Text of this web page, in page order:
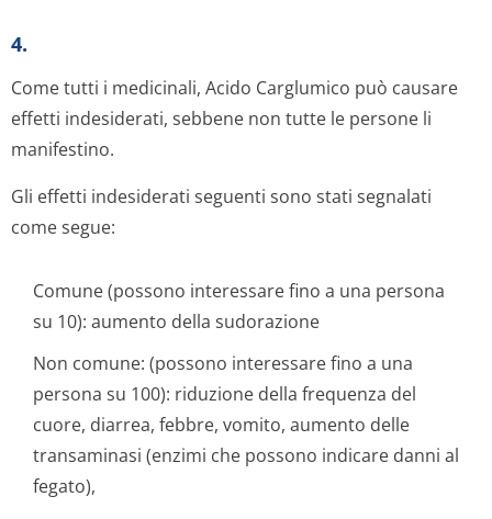
4.
Come tutti i medicinali, Acido Carglumico può causare
effetti indesiderati, sebbene non tutte le persone li
manifestino.
Gli effetti indesiderati seguenti sono stati segnalati
come segue:
Comune (possono interessare fino a una persona
su 10): aumento della sudorazione
Non comune: (possono interessare fino a una
persona su 100): riduzione della frequenza del
cuore, diarrea, febbre, vomito, aumento delle
transaminasi (enzimi che possono indicare danni al
fegato),